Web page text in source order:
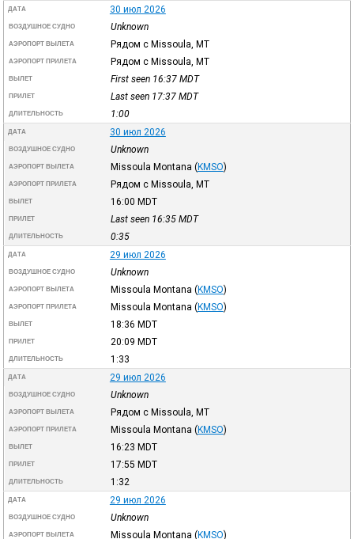
ДАТА 30 июл 2026
ВОЗДУШНОЕ СУДНО Unknown
АЭРОПОРТ ВЫЛЕТА Рядом с Missoula, MT
АЭРОПОРТ ПРИЛЕТА Рядом с Missoula, MT
ВЫЛЕТ First seen 16:37 MDT
ПРИЛЕТ Last seen 17:37 MDT
ДЛИТЕЛЬНОСТЬ 1:00
ДАТА 30 июл 2026
ВОЗДУШНОЕ СУДНО Unknown
АЭРОПОРТ ВЫЛЕТА Missoula Montana (KMSO)
АЭРОПОРТ ПРИЛЕТА Рядом с Missoula, MT
ВЫЛЕТ 16:00 MDT
ПРИЛЕТ Last seen 16:35 MDT
ДЛИТЕЛЬНОСТЬ 0:35
ДАТА 29 июл 2026
ВОЗДУШНОЕ СУДНО Unknown
АЭРОПОРТ ВЫЛЕТА Missoula Montana (KMSO)
АЭРОПОРТ ПРИЛЕТА Missoula Montana (KMSO)
ВЫЛЕТ 18:36 MDT
ПРИЛЕТ 20:09 MDT
ДЛИТЕЛЬНОСТЬ 1:33
ДАТА 29 июл 2026
ВОЗДУШНОЕ СУДНО Unknown
АЭРОПОРТ ВЫЛЕТА Рядом с Missoula, MT
АЭРОПОРТ ПРИЛЕТА Missoula Montana (KMSO)
ВЫЛЕТ 16:23 MDT
ПРИЛЕТ 17:55 MDT
ДЛИТЕЛЬНОСТЬ 1:32
ДАТА 29 июл 2026
ВОЗДУШНОЕ СУДНО Unknown
АЭРОПОРТ ВЫЛЕТА Missoula Montana (KMSO)